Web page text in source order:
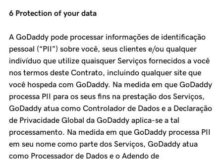
6 Protection of your data
A GoDaddy pode processar informações de identificação
pessoal (“PII”) sobre você, seus clientes e/ou qualquer
indivíduo que utilize quaisquer Serviços fornecidos a você
nos termos deste Contrato, incluindo qualquer site que
você hospeda com GoDaddy. Na medida em que GoDaddy
processa PII para os seus fins na prestação dos Serviços,
GoDaddy atua como Controlador de Dados e a Declaração
de Privacidade Global da GoDaddy aplica-se a tal
processamento. Na medida em que GoDaddy processa PII
em seu nome como parte dos Serviços, GoDaddy atua
como Processador de Dados e o Adendo de